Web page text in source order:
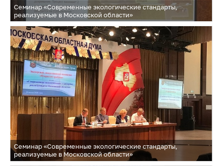
Семинар «Современные экологические стандарты,
реализуемые в Московской области»
Семинар «Современные экологические стандарты,
реализуемые в Московской области»